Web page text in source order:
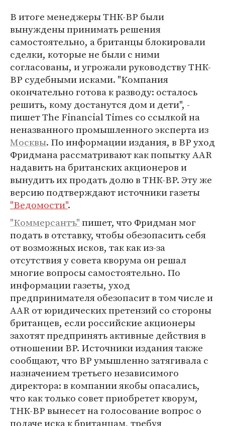
В итоге менеджеры ТНК-ВР были
вынуждены принимать решения
самостоятельно, а британцы блокировали
сделки, которые не были с ними
согласованы, и угрожали руководству ТНК-
ВР судебными исками. "Компания
окончательно готова к разводу: осталось
решить, кому достанутся дом и дети", -
пишет The Financial Times со ссылкой на
неназванного промышленного эксперта из
Москвы. По информации издания, в ВР уход
Фридмана рассматривают как попытку AAR
надавить на британских акционеров и
вынудить их продать долю в ТНК-ВР. Эту же
версию подтверждают источники газеты
"Ведомости".
"Коммерсантъ"пишет, что Фридман мог
подать в отставку, чтобы обезопасить себя
от возможных исков, так как из-за
отсутствия у совета кворума он решал
многие вопросы самостоятельно. По
информации газеты, уход
предпринимателя обезопасит в том числе и
AAR от юридических претензий со стороны
британцев, если российские акционеры
захотят предпринять активные действия в
отношении ВР. Источники издания также
сообщают, что ВР умышленно затягивала с
назначением третьего независимого
директора: в компании якобы опасались,
что как только совет приобретет кворум,
ТНК-ВР вынесет на голосование вопрос о
подаче иска к британцам, требуя